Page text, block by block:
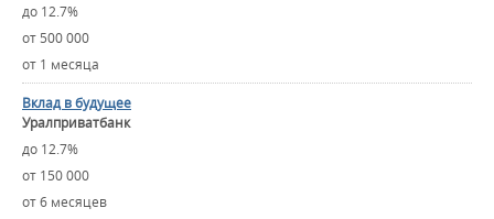
до 12.7%
от 500 000
от 1 месяца
Вклад в будущее
Уралприватбанк
до 12.7%
от 150 000
от 6 месяцев